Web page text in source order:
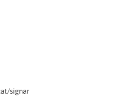
signar